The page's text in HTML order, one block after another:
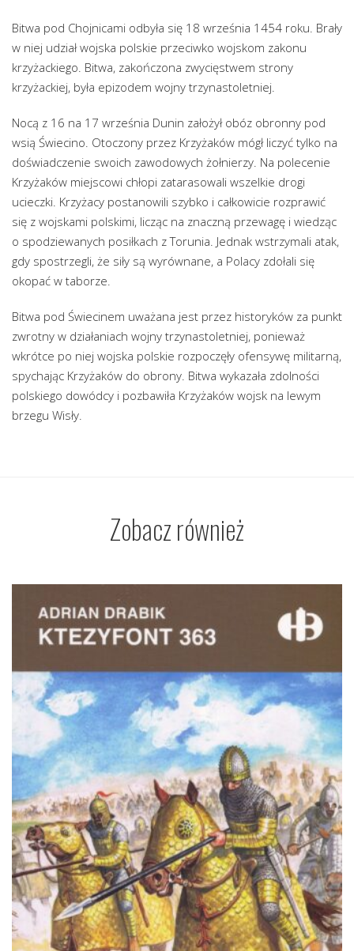
Bitwa pod Chojnicami odbyła się 18 września 1454 roku. Brały
w niej udział wojska polskie przeciwko wojskom zakonu
krzyżackiego. Bitwa, zakończona zwycięstwem strony
krzyżackiej, była epizodem wojny trzynastoletniej.
Nocą z 16 na 17 września Dunin założył obóz obronny pod
wsią Świecino. Otoczony przez Krzyżaków mógł liczyć tylko na
doświadczenie swoich zawodowych żołnierzy. Na polecenie
Krzyżaków miejscowi chłopi zatarasowali wszelkie drogi
ucieczki. Krzyżacy postanowili szybko i całkowicie rozprawić
się z wojskami polskimi, licząc na znaczną przewagę i wiedząc
o spodziewanych posiłkach z Torunia. Jednak wstrzymali atak,
gdy spostrzegli, że siły są wyrównane, a Polacy zdołali się
okopać w taborze.
Bitwa pod Świecinem uważana jest przez historyków za punkt
zwrotny w działaniach wojny trzynastoletniej, ponieważ
wkrótce po niej wojska polskie rozpoczęły ofensywę militarną,
spychając Krzyżaków do obrony. Bitwa wykazała zdolności
polskiego dowódcy i pozbawiła Krzyżaków wojsk na lewym
brzegu Wisły.
Zobacz również